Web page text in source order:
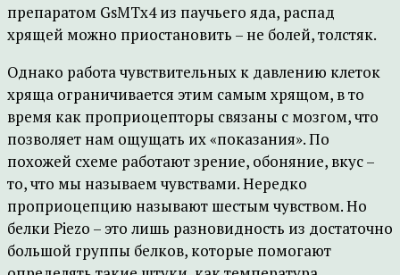
препаратом GsMTx4 из паучьего яда, распад
хрящей можно приостановить – не болей, толстяк.
Однако работа чувствительных к давлению клеток
хряща ограничивается этим самым хрящом, в то
время как проприоцепторы связаны с мозгом, что
позволяет нам ощущать их «показания». По
похожей схеме работают зрение, обоняние, вкус –
то, что мы называем чувствами. Нередко
проприоцепцию называют шестым чувством. Но
белки Piezo – это лишь разновидность из достаточно
большой группы белков, которые помогают